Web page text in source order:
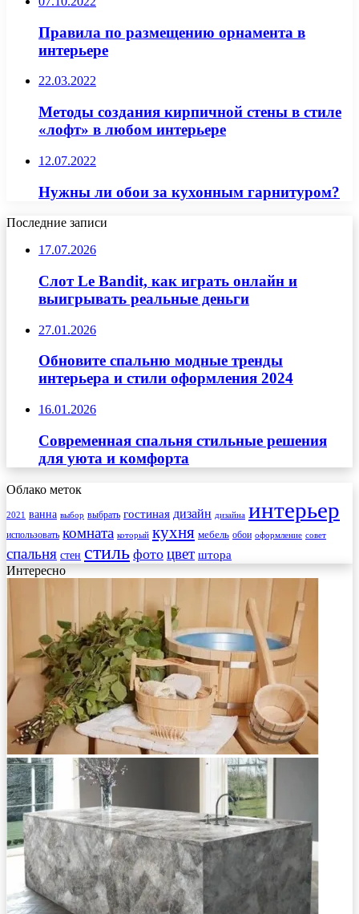
Правила по размещению орнамента в
интерьере
22.03.2022
Методы создания кирпичной стены в стиле
«лофт» в любом интерьере
12.07.2022
Нужны ли обои за кухонным гарнитуром?
Последние записи
17.07.2026
Слот Le Bandit, как играть онлайн и
выигрывать реальные деньги
27.01.2026
Обновите спальню модные тренды
интерьера и стили оформления 2024
16.01.2026
Современная спальня стильные решения
для уюта и комфорта
Облако меток
2021 ванна выбор выбрать гостиная дизайн дизайна интерьер
использовать комната который кухня мебель обои оформление совет
спальня стен стиль фото цвет штора
Интересно